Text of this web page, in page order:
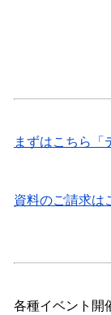
まずはこちら「
資料のご請求は
各種イベント開